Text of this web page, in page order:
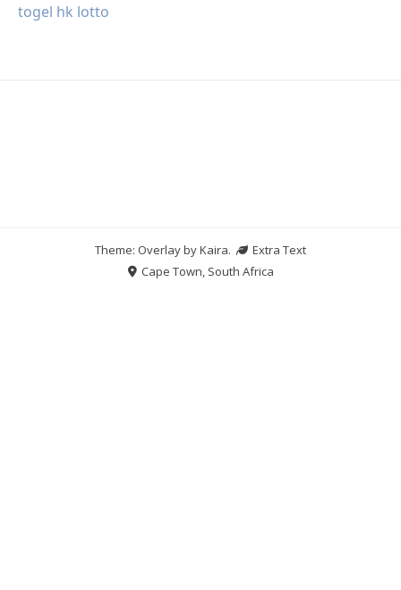
togel hk lotto
Theme: Overlay byKaira.
Extra Text
Cape Town, South Africa